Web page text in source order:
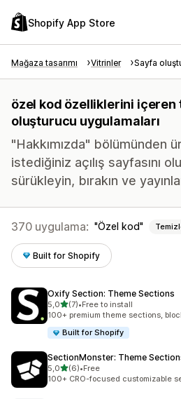
Shopify App Store
Mağaza tasarımı Vitrinler Sayfa
özel kod özelliklerini içeren
oluşturucu uygulamaları
"Hakkımızda" bölümünden
istediğiniz açılış sayfasını
sürükleyin, bırakın ve
370 uygulama: Özel kod
Built for Shopify
Oxify Section: Theme Sections
5,05 yıldız üzerinden
(7)
toplam 7 değerlendirme
•Free to install
100+ premium theme sections,
Built for Shopify
SectionMonster: Theme
5,05 yıldız üzerinden
(6)
toplam 6 değerlendirme
•Free
100+ CRO-focused customizable